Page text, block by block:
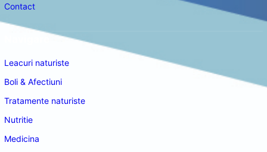
Contact
Leacuri naturiste
Boli & Afectiuni
Tratamente naturiste
Nutritie
Medicina